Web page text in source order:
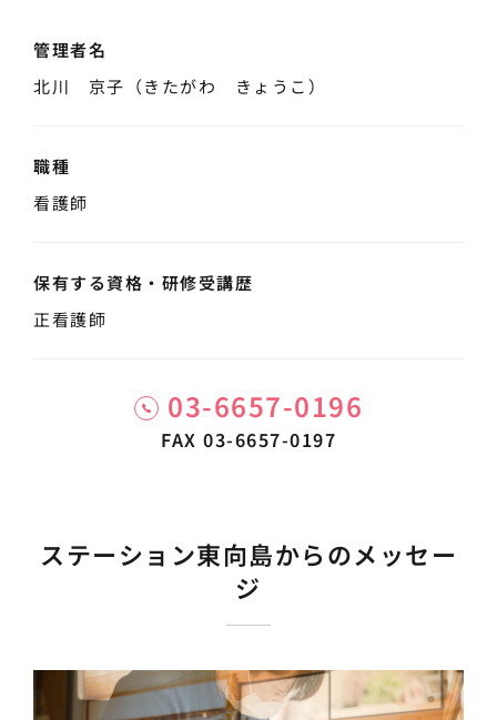
管理者名
北川 京子（きたがわ きょうこ）
職種
看護師
保有する資格・ 研修受講歴
正看護師
03-6657-0196
FAX 03-6657-0197
ステーション東向島からのメッセー
ジ